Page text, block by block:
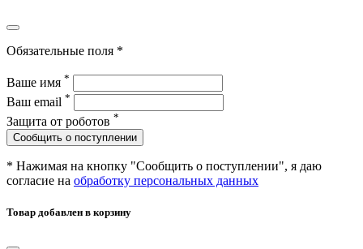
Обязательные поля *
Ваше имя *
Ваш email *
Защита от роботов *
Сообщить о поступлении
* Нажимая на кнопку "Сообщить о поступлении", я даю
согласие на обработку персональных данных
Товар добавлен в корзину